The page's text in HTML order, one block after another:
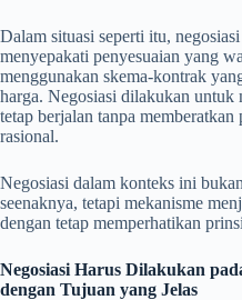
Dalam situasi seperti itu,
menyepakati penyesuaian yang
menggunakan skema-kontrak
harga. Negosiasi dilakukan untuk
tetap berjalan tanpa memberatkan
rasional.
Negosiasi dalam konteks ini
seenaknya, tetapi mekanisme
dengan tetap memperhatikan
Negosiasi Harus Dilakukan
dengan Tujuan yang Jelas